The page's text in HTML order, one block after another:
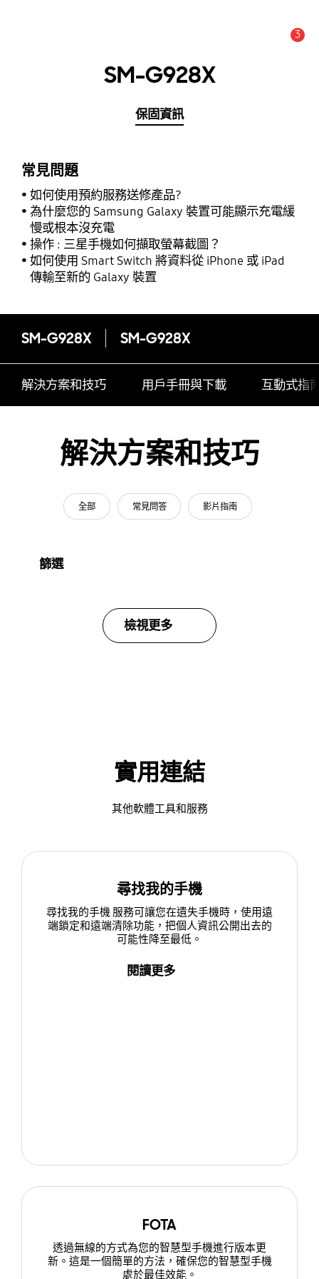
3
SM-G928X
保固資訊
常見問題
如何使用預約服務送修產品?
為什麼您的 Samsung Galaxy 裝置可能顯示充電緩
慢或根本沒充電
操作 : 三星手機如何擷取螢幕截圖？
如何使用 Smart Switch 將資料從 iPhone 或 iPad
傳輸至新的 Galaxy 裝置
SM-G928X SM-G928X
解決方案和技巧 用戶手冊與下載 互動式指
解決方案和技巧
全部 常見問答 影片指南
篩選
檢視更多
實用連結
其他軟體工具和服務
尋找我的手機
尋找我的手機 服務可讓您在遺失手機時，使用遠
端鎖定和遠端清除功能，把個人資訊公開出去的
可能性降至最低。
閱讀更多
FOTA
透過無線的方式為您的智慧型手機進行版本更
新。這是一個簡單的方法，確保您的智慧型手機
處於最佳效能。